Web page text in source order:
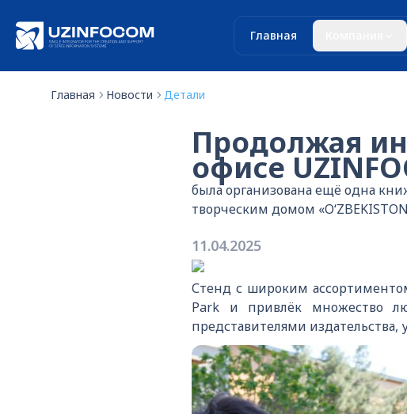
Главная
Главная Новости Детали
Продолжая
офисе
была организована ещё одна
творческим домом
11.04.2025
Стенд с широким
Park и привлёк множество
представителями издательства,